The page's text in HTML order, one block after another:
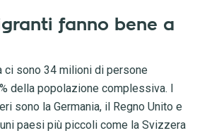
fanno bene a
ci sono 34 milioni di persone
della popolazione complessiva. I
sono la Germania, il Regno Unito e
paesi più piccoli come la Svizzera